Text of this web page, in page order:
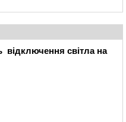
відключення світла на